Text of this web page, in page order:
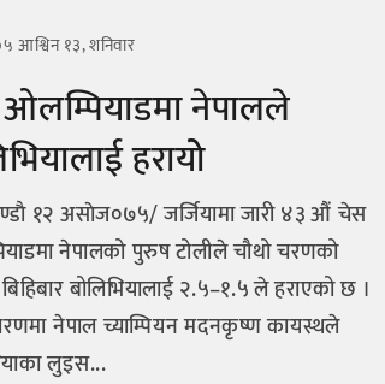
आश्विन १३, शनिवार
नेपालले
हरायोे
१२ असाेज०७५/ जर्जियामा जारी ४३ औं चेस
नेपालको पुरुष टोलीले चौथो चरणको
बोलिभियालाई २.५–१.५ ले हराएको छ ।
नेपाल च्याम्पियन मदनकृष्ण कायस्थले
लुइस...